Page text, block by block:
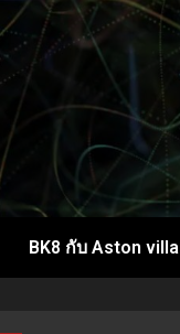
BK8 กับ Aston villa